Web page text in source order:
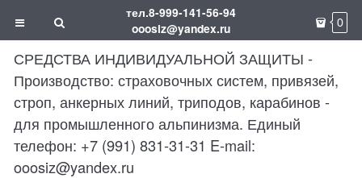
тел.8-999-141-56-94
ooosiz@yandex.ru
0
СРЕДСТВА ИНДИВИДУАЛЬНОЙ ЗАЩИТЫ -
Производство: страховочных систем, привязей,
строп, анкерных линий, триподов, карабинов -
для промышленного альпинизма. Единый
телефон: +7 (991) 831-31-31 E-mail:
ooosiz@yandex.ru